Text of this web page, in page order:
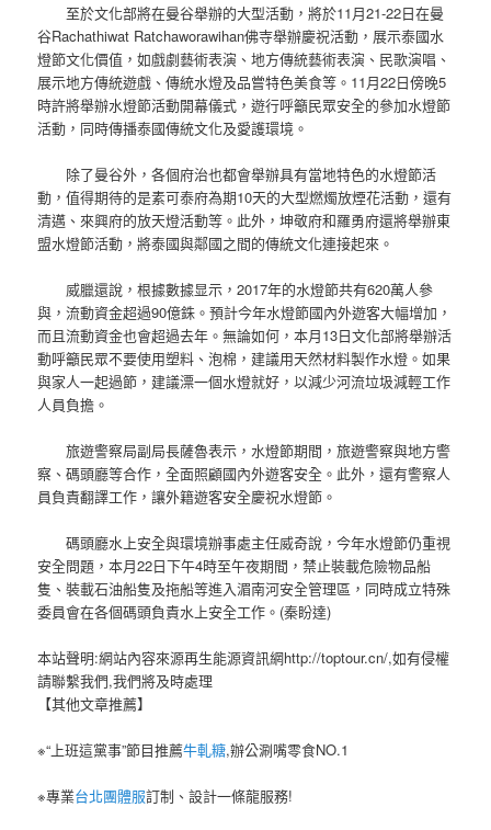
至於文化部將在曼谷舉辦的大型活動，將於11月21-22日在曼
谷Rachathiwat Ratchaworawihan佛寺舉辦慶祝活動，展示泰國水
燈節文化價值，如戲劇藝術表演、地方傳統藝術表演、民歌演唱、
展示地方傳統遊戲、傳統水燈及品嘗特色美食等。11月22日傍晚5
時許將舉辦水燈節活動開幕儀式，遊行呼籲民眾安全的參加水燈節
活動，同時傳播泰國傳統文化及愛護環境。
除了曼谷外，各個府治也都會舉辦具有當地特色的水燈節活
動，值得期待的是素可泰府為期10天的大型燃燭放煙花活動，還有
清邁、來興府的放天燈活動等。此外，坤敬府和羅勇府還將舉辦東
盟水燈節活動，將泰國與鄰國之間的傳統文化連接起來。
威臘還說，根據數據显示，2017年的水燈節共有620萬人參
與，流動資金超過90億銖。預計今年水燈節國內外遊客大幅增加，
而且流動資金也會超過去年。無論如何，本月13日文化部將舉辦活
動呼籲民眾不要使用塑料、泡棉，建議用天然材料製作水燈。如果
與家人一起過節，建議漂一個水燈就好，以減少河流垃圾減輕工作
人員負擔。
旅遊警察局副局長薩魯表示，水燈節期間，旅遊警察與地方警
察、碼頭廳等合作，全面照顧國內外遊客安全。此外，還有警察人
員負責翻譯工作，讓外籍遊客安全慶祝水燈節。
碼頭廳水上安全與環境辦事處主任威奇說，今年水燈節仍重視
安全問題，本月22日下午4時至午夜期間，禁止裝載危險物品船
隻、裝載石油船隻及拖船等進入湄南河安全管理區，同時成立特殊
委員會在各個碼頭負責水上安全工作。(秦盼達)
本站聲明:網站內容來源再生能源資訊網http://toptour.cn/,如有侵權
請聯繫我們,我們將及時處理
【其他文章推薦】
※“上班這黨事”節目推薦牛軋糖,辦公涮嘴零食NO.1
※專業台北團體服訂制、設計一條龍服務!